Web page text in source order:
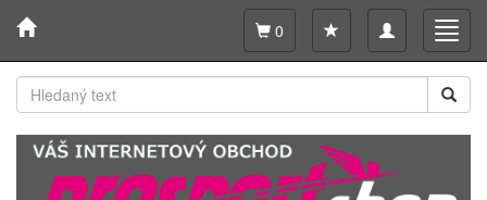
Toggle
navigation
0